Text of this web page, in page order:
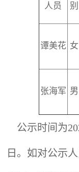
人员
别
谭美花 女
张海军 男
公示时间为
日。如对公示